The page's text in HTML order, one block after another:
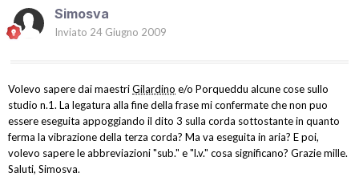
Simosva
Inviato 24 Giugno 2009
Volevo sapere dai maestriGilardino e/o Porqueddu alcune cose sullo
studio n.1. La legatura alla fine della frase mi confermate che non puo
essere eseguita appoggiando il dito 3 sulla corda sottostante in quanto
ferma la vibrazione della terza corda? Ma va eseguita in aria? E poi,
volevo sapere le abbreviazioni "sub." e "l.v." cosa significano? Grazie mille.
Saluti, Simosva.